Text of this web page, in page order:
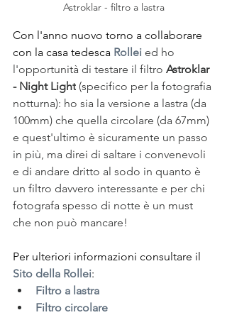
Astroklar - filtro a lastra
Con l'anno nuovo torno a collaborare
con la casa tedesca Rollei ed ho
l'opportunità di testare il filtro Astroklar
- Night Light (specifico per la fotografia
notturna): ho sia la versione a lastra (da
100mm) che quella circolare (da 67mm)
e quest'ultimo è sicuramente un passo
in più, ma direi di saltare i convenevoli
e di andare dritto al sodo in quanto è
un filtro davvero interessante e per chi
fotografa spesso di notte è un must
che non può mancare!
Per ulteriori informazioni consultare il
Sito della Rollei:
Filtro a lastra
Filtro circolare